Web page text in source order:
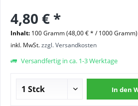
4,80 € *
Inhalt: 100 Gramm (48,00 € * / 1000 Gramm)
inkl. MwSt.zzgl. Versandkosten
Versandfertig in ca. 1-3 Werktage
In den